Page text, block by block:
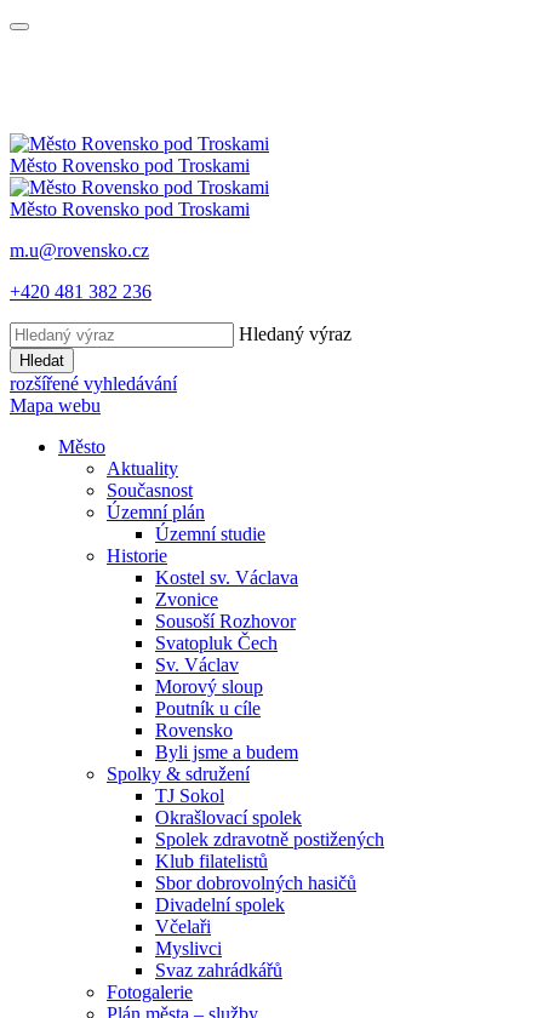
Město Rovensko pod Troskami
Město Rovensko pod Troskami
m.u@rovensko.cz
+420 481 382 236
Hledaný výraz
Hledat
rozšířené vyhledávání
Mapa webu
Město
Aktuality
Současnost
Územní plán
Územní studie
Historie
Kostel sv. Václava
Zvonice
Sousoší Rozhovor
Svatopluk Čech
Sv. Václav
Morový sloup
Poutník u cíle
Rovensko
Byli jsme a budem
Spolky & sdružení
TJ Sokol
Okrašlovací spolek
Spolek zdravotně postižených
Klub filatelistů
Sbor dobrovolných hasičů
Divadelní spolek
Včelaři
Myslivci
Svaz zahrádkářů
Fotogalerie
Plán města – služby